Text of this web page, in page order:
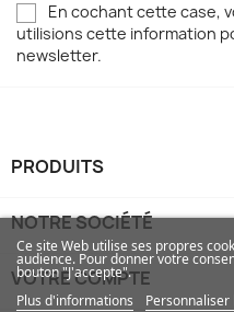
En cochant cette case,
utilisions cette information
newsletter.
PRODUITS
NOTRE SOCIÉTÉ
VOTRE COMPTE
Ce site Web utilise ses propres
audience. Pour donner votre
bouton "J'accepte".
Plus d'informations
Personnaliser